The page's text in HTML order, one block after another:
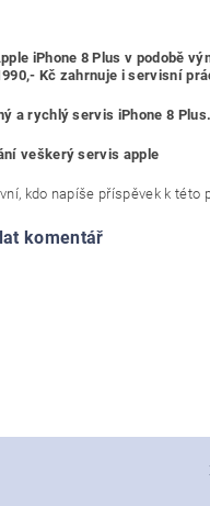
iPhone 8 Plus v podobě
Kč zahrnuje i servisní
a rychlý servis iPhone 8 Plus.
veškerý servis apple
kdo napíše příspěvek k této
komentář